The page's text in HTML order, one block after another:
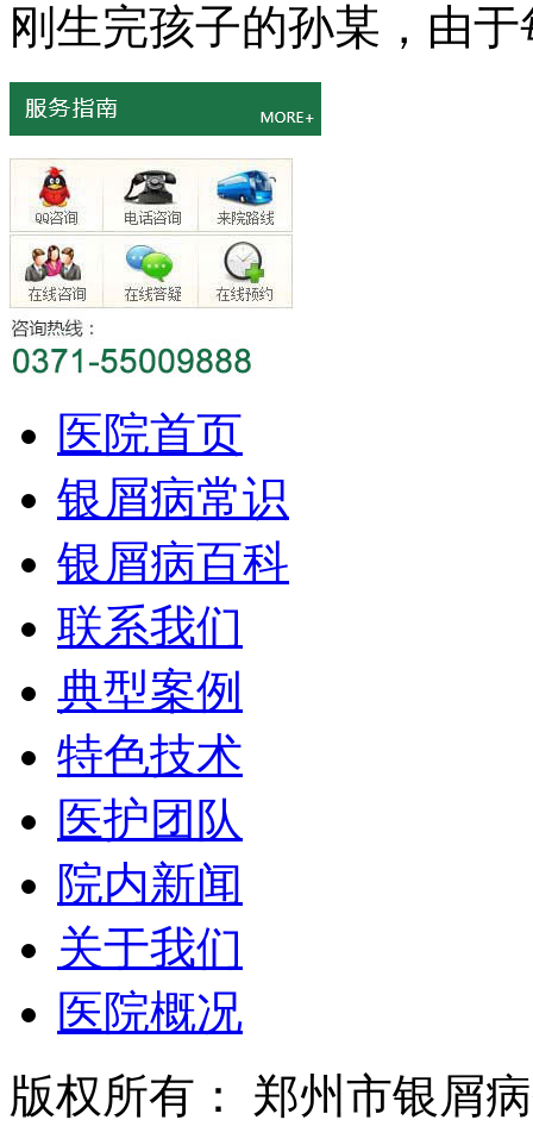
刚生完孩子的孙某，由
医院首页
银屑病常识
银屑病百科
联系我们
典型案例
特色技术
医护团队
院内新闻
关于我们
医院概况
版权所有： 郑州市银屑